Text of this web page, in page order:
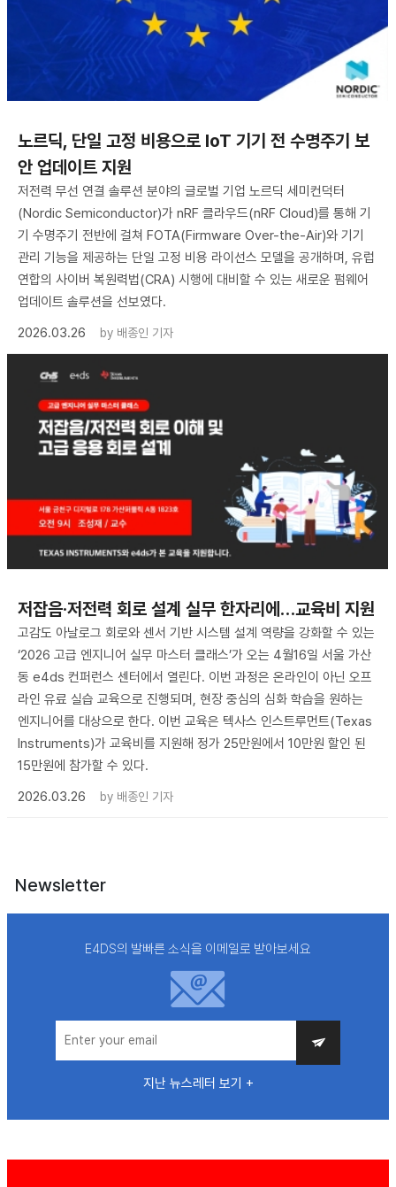
노르딕, 단일 고정 비용으로 IoT 기기 전 수명주기 보
안 업데이트 지원
저전력 무선 연결 솔루션 분야의 글로벌 기업 노르딕 세미컨덕터
(Nordic Semiconductor)가 nRF 클라우드(nRF Cloud)를 통해 기
기 수명주기 전반에 걸쳐 FOTA(Firmware Over-the-Air)와 기기
관리 기능을 제공하는 단일 고정 비용 라이선스 모델을 공개하며, 유럽
연합의 사이버 복원력법(CRA) 시행에 대비할 수 있는 새로운 펌웨어
업데이트 솔루션을 선보였다.
2026.03.26
by 배종인 기자
저잡음·저전력 회로 설계 실무 한자리에…교육비 지원
고감도 아날로그 회로와 센서 기반 시스템 설계 역량을 강화할 수 있는
‘2026 고급 엔지니어 실무 마스터 클래스’가 오는 4월16일 서울 가산
동 e4ds 컨퍼런스 센터에서 열린다. 이번 과정은 온라인이 아닌 오프
라인 유료 실습 교육으로 진행되며, 현장 중심의 심화 학습을 원하는
엔지니어를 대상으로 한다. 이번 교육은 텍사스 인스트루먼트(Texas
Instruments)가 교육비를 지원해 정가 25만원에서 10만원 할인 된
15만원에 참가할 수 있다.
2026.03.26
by 배종인 기자
Newsletter
E4DS의 발빠른 소식을 이메일로 받아보세요
지난 뉴스레터 보기 +